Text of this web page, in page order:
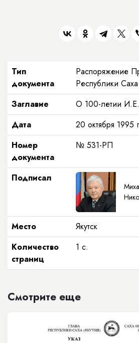
Тип
документа
Распоряжение
Республики Саха
Заглавие
О 100-летии
Дата
20 октября 1995
Номер
документа
№ 531-РП
Подписал
Место
Якутск
Количество
страниц
1 с.
Смотрите еще